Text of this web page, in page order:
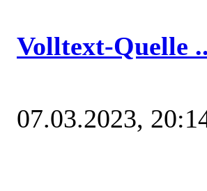
Volltext-Quelle
07.03.2023,